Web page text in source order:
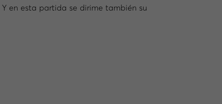
en esta partida se dirime también su